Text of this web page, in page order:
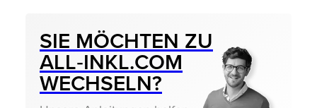
SIE MÖCHTEN ZU
ALL‑INKL.COM
WECHSELN?